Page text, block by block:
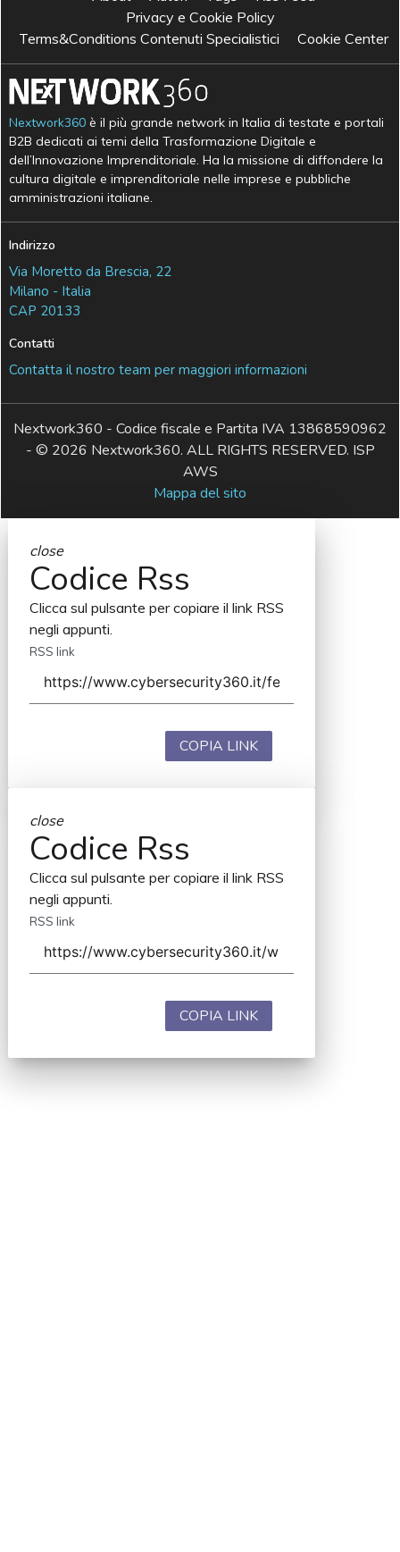
Privacy e Cookie Policy
Terms&Conditions Contenuti Specialistici
Cookie Center
Nextwork360 è il più grande network in Italia di testate e portali
B2B dedicati ai temi della Trasformazione Digitale e
dell’Innovazione Imprenditoriale. Ha la missione di diffondere la
cultura digitale e imprenditoriale nelle imprese e pubbliche
amministrazioni italiane.
Indirizzo
Via Moretto da Brescia, 22
Milano - Italia
CAP 20133
Contatti
Contatta il nostro team per maggiori informazioni
Nextwork360 - Codice fiscale e Partita IVA 13868590962
- © 2026 Nextwork360. ALL RIGHTS RESERVED. ISP
AWS
Mappa del sito
close
Codice Rss
Clicca sul pulsante per copiare il link RSS
negli appunti.
RSS link
COPIA LINK
close
Codice Rss
Clicca sul pulsante per copiare il link RSS
negli appunti.
RSS link
COPIA LINK